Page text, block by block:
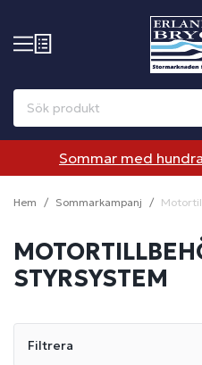
Sommar med
Hem Sommarkampanj
STYRSYSTEM
Filtrera